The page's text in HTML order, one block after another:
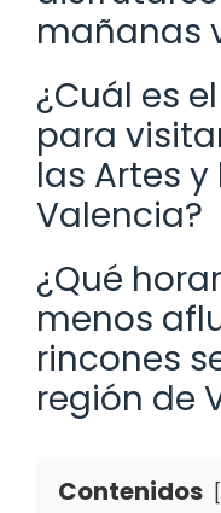
mañanas
¿Cuál es
para
las Artes
Valencia?
¿Qué
menos
rincones
región de
Contenidos